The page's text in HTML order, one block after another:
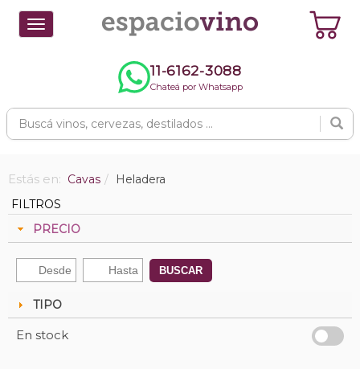
Toggle
navigation
11-6162-3088
Chateá por Whatsapp
Estás en: Cavas
Heladera
FILTROS
PRECIO
BUSCAR
TIPO
En stock